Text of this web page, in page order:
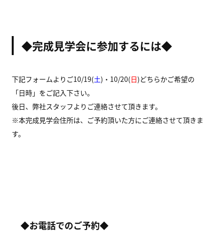
◆完成見学会に参加するには◆
下記フォームよりご10/19(土)・10/20(日)どちらかご希望の
「日時」をご記入下さい。
後日、弊社スタッフよりご連絡させて頂きます。
※本完成見学会住所は、ご予約頂いた方にご連絡させて頂きま
す。
◆お電話でのご予約◆